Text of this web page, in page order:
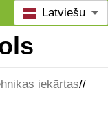
Latviešu
iekārtas/